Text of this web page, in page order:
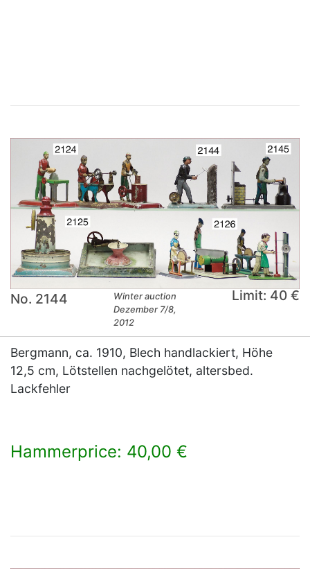
No. 2144
Winter auction
Dezember 7/8,
2012
Limit: 40 €
Bergmann, ca. 1910, Blech handlackiert, Höhe
12,5 cm, Lötstellen nachgelötet, altersbed.
Lackfehler
Hammerprice: 40,00 €